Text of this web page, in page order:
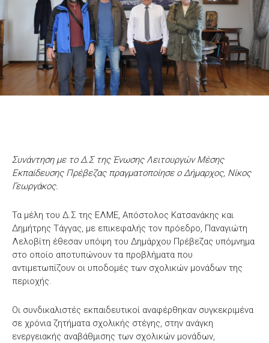
Συνάντηση με το Δ.Σ της Ένωσης Λειτουργών Μέσης
Εκπαίδευσης Πρέβεζας πραγματοποίησε ο Δήμαρχος, Νίκος
Γεωργάκος.
Τα μέλη του Δ.Σ της ΕΛΜΕ, Απόστολος Κατσανάκης και
Δημήτρης Τάγγας, με επικεφαλής τον πρόεδρο, Παναγιώτη
Λελοβίτη έθεσαν υπόψη του Δημάρχου Πρέβεζας υπόμνημα
στο οποίο αποτυπώνουν τα προβλήματα που
αντιμετωπίζουν οι υποδομές των σχολικών μονάδων της
περιοχής.
Οι συνδικαλιστές εκπαιδευτικοί αναφέρθηκαν συγκεκριμένα
σε χρόνια ζητήματα σχολικής στέγης, στην ανάγκη
ενεργειακής αναβάθμισης των σχολικών μονάδων,